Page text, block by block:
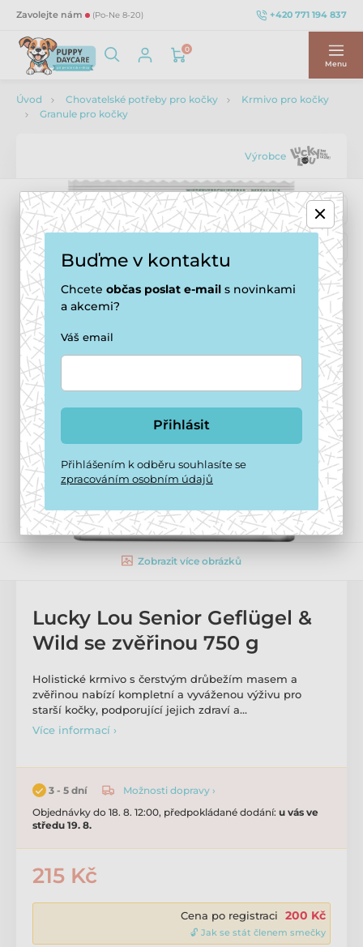
Zavolejte nám (Po-Ne 8-20) +420 771 194 837
0
Menu
Úvod Chovatelské potřeby pro kočky
Krmivo pro kočky
Granule pro kočky
Výrobce
Zobrazit více obrázků
Lucky Lou Senior Geflügel &
Wild se zvěřinou 750 g
Holistické krmivo s čerstvým drůbežím masem a
zvěřinou nabízí kompletní a vyváženou výživu pro
starší kočky, podporující jejich zdraví a…
Více informací ›
3 - 5 dní
Možnosti dopravy ›
Objednávky do 18. 8. 12:00, předpokládané dodání: u vás ve
středu 19. 8.
215 Kč
Cena po registraci 200 Kč
🔓 Jak se stát členem smečky
Buďme v kontaktu
Chcete občas poslat e-mail s novinkami
a akcemi?
Váš email
Přihlásit
Přihlášením k odběru souhlasíte se
zpracováním osobním údajů